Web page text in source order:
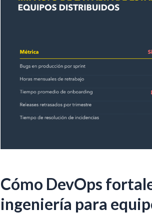
Cómo DevOps
ingeniería para